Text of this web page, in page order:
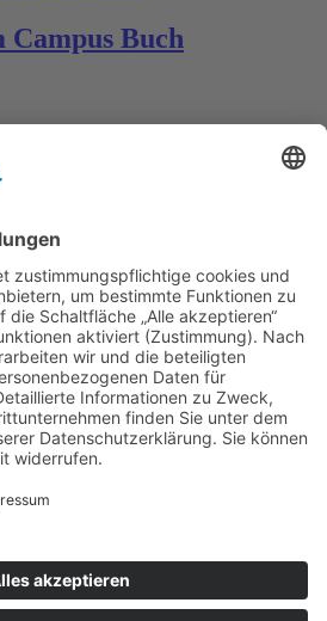
Campus Buch